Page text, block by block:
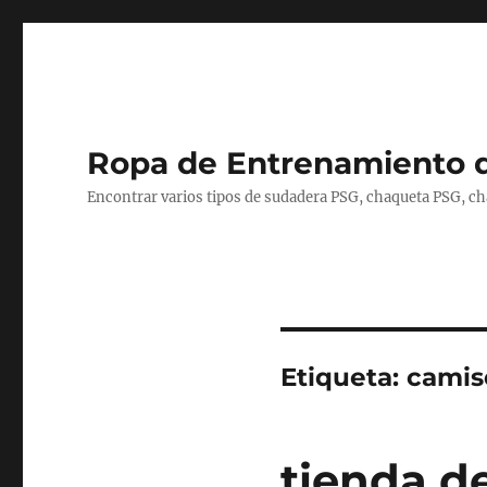
Ropa de Entrenamiento
Encontrar varios tipos de sudadera PSG, chaqueta PSG,
Etiqueta: